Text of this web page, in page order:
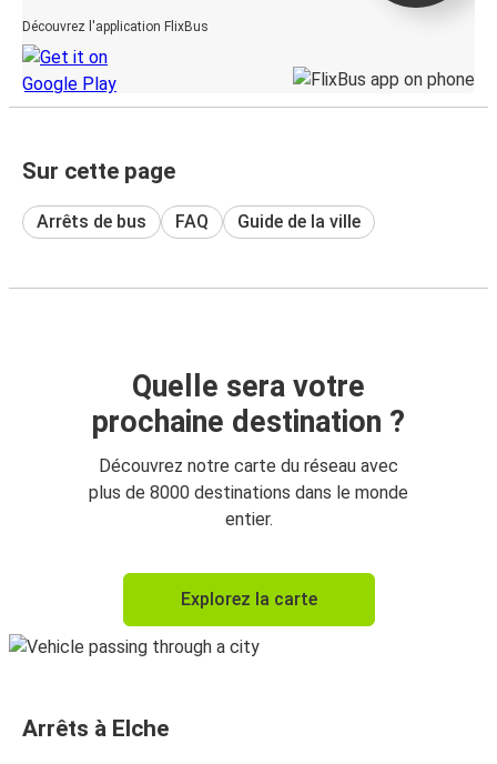
Découvrez l'application FlixBus
Sur cette page
Arrêts de bus FAQ Guide de la ville
Quelle sera votre
prochaine destination ?
Découvrez notre carte du réseau avec
plus de 8000 destinations dans le monde
entier.
Explorez la carte
Arrêts à Elche